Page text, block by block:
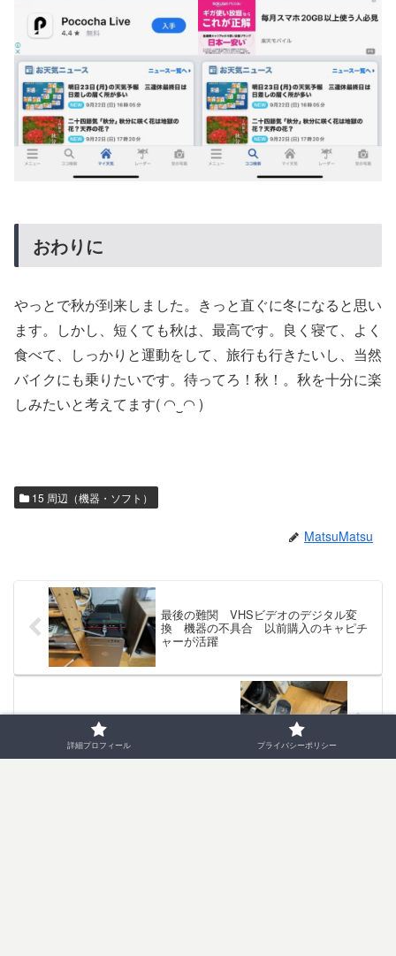
おわりに
やっとで秋が到来しました。きっと直ぐに冬になると思い
ます。しかし、短くても秋は、最高です。良く寝て、よく
食べて、しっかりと運動をして、旅行も行きたいし、当然
バイクにも乗りたいです。待ってろ！秋！。秋を十分に楽
しみたいと考えてます( ◠‿◠ )
15 周辺（機器・ソフト）
MatsuMatsu
最後の難関 VHSビデオのデジタル変
換 機器の不具合 以前購入のキャピチ
ャーが活躍
Belkin Thunderbolt 4 Dock 故障
詳細プロフィール プライバシーポリシー